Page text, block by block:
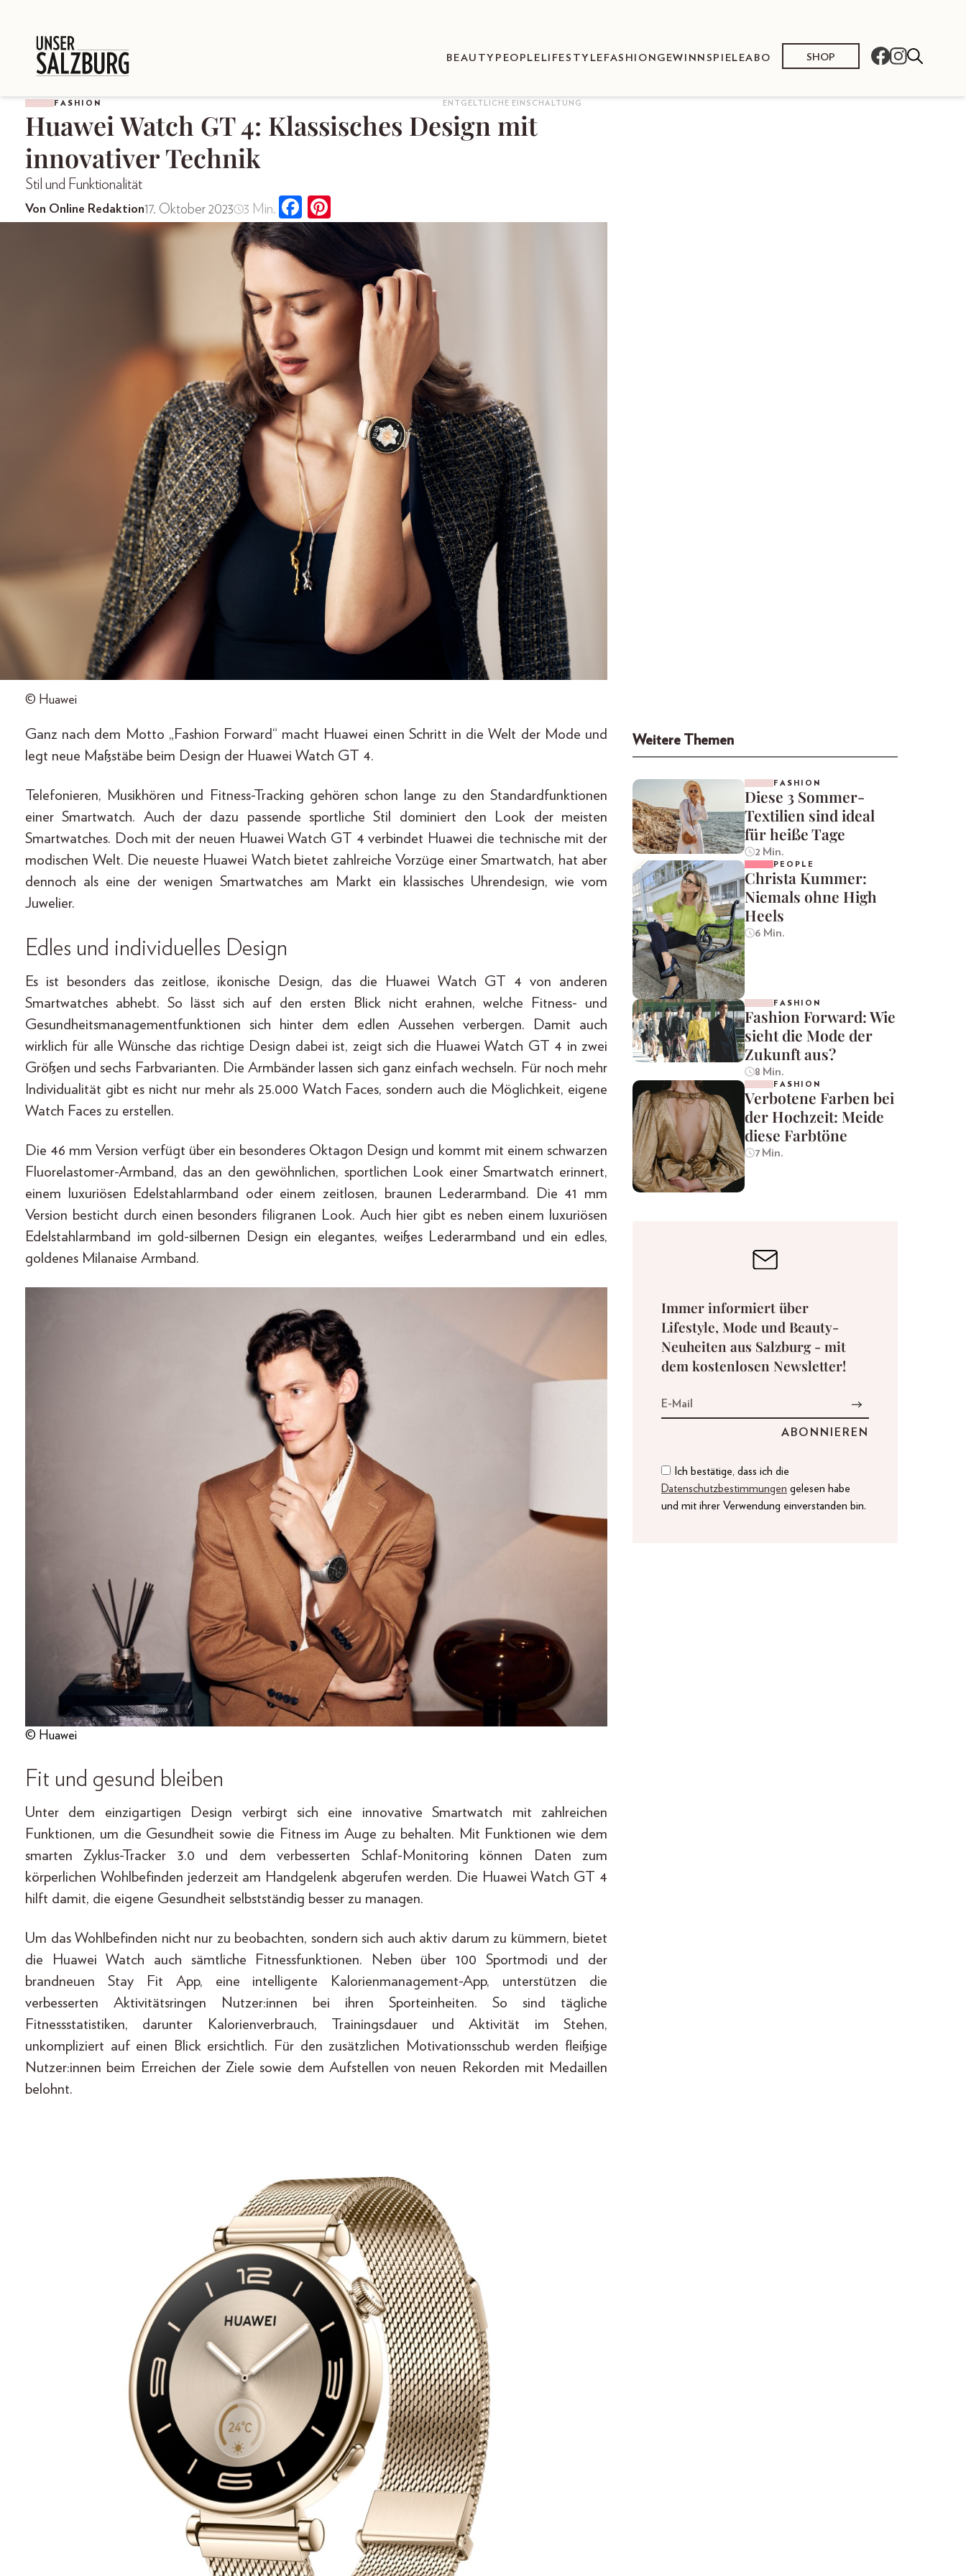
BEAUTY PEOPLE LIFESTYLE FASHION GEWINNSPIELEABO SHOP
FASHION ENTGELTLICHE EINSCHALTUNG
Huawei Watch GT 4: Klassisches Design mit
innovativer Technik
Stil und Funktionalität
Von Online Redaktion17. Oktober 2023 3 Min.
© Huawei
Ganz nach dem Motto „Fashion Forward“ macht Huawei einen Schritt in die Welt der Mode und
legt neue Maßstäbe beim Design der Huawei Watch GT 4.
Telefonieren, Musikhören und Fitness-Tracking gehören schon lange zu den Standardfunktionen
einer Smartwatch. Auch der dazu passende sportliche Stil dominiert den Look der meisten
Smartwatches. Doch mit der neuen Huawei Watch GT 4 verbindet Huawei die technische mit der
modischen Welt. Die neueste Huawei Watch bietet zahlreiche Vorzüge einer Smartwatch, hat aber
dennoch als eine der wenigen Smartwatches am Markt ein klassisches Uhrendesign, wie vom
Juwelier.
Edles und individuelles Design
Es ist besonders das zeitlose, ikonische Design, das die Huawei Watch GT 4 von anderen
Smartwatches abhebt. So lässt sich auf den ersten Blick nicht erahnen, welche Fitness- und
Gesundheitsmanagementfunktionen sich hinter dem edlen Aussehen verbergen. Damit auch
wirklich für alle Wünsche das richtige Design dabei ist, zeigt sich die Huawei Watch GT 4 in zwei
Größen und sechs Farbvarianten. Die Armbänder lassen sich ganz einfach wechseln. Für noch mehr
Individualität gibt es nicht nur mehr als 25.000 Watch Faces, sondern auch die Möglichkeit, eigene
Watch Faces zu erstellen.
Die 46 mm Version verfügt über ein besonderes Oktagon Design und kommt mit einem schwarzen
Fluorelastomer-Armband, das an den gewöhnlichen, sportlichen Look einer Smartwatch erinnert,
einem luxuriösen Edelstahlarmband oder einem zeitlosen, braunen Lederarmband. Die 41 mm
Version besticht durch einen besonders filigranen Look. Auch hier gibt es neben einem luxuriösen
Edelstahlarmband im gold-silbernen Design ein elegantes, weißes Lederarmband und ein edles,
goldenes Milanaise Armband.
© Huawei
Fit und gesund bleiben
Unter dem einzigartigen Design verbirgt sich eine innovative Smartwatch mit zahlreichen
Funktionen, um die Gesundheit sowie die Fitness im Auge zu behalten. Mit Funktionen wie dem
smarten Zyklus-Tracker 3.0 und dem verbesserten Schlaf-Monitoring können Daten zum
körperlichen Wohlbefinden jederzeit am Handgelenk abgerufen werden. Die Huawei Watch GT 4
hilft damit, die eigene Gesundheit selbstständig besser zu managen.
Um das Wohlbefinden nicht nur zu beobachten, sondern sich auch aktiv darum zu kümmern, bietet
die Huawei Watch auch sämtliche Fitnessfunktionen. Neben über 100 Sportmodi und der
brandneuen Stay Fit App, eine intelligente Kalorienmanagement-App, unterstützen die
verbesserten Aktivitätsringen Nutzer:innen bei ihren Sporteinheiten. So sind tägliche
Fitnessstatistiken, darunter Kalorienverbrauch, Trainingsdauer und Aktivität im Stehen,
unkompliziert auf einen Blick ersichtlich. Für den zusätzlichen Motivationsschub werden fleißige
Nutzer:innen beim Erreichen der Ziele sowie dem Aufstellen von neuen Rekorden mit Medaillen
belohnt.
Weitere Themen
FASHION
Diese 3 Sommer-
Textilien sind ideal
für heiße Tage
2 Min.
PEOPLE
Christa Kummer:
Niemals ohne High
Heels
6 Min.
FASHION
Fashion Forward: Wie
sieht die Mode der
Zukunft aus?
8 Min.
FASHION
Verbotene Farben bei
der Hochzeit: Meide
diese Farbtöne
7 Min.
Immer informiert über
Lifestyle, Mode und Beauty-
Neuheiten aus Salzburg - mit
dem kostenlosen Newsletter!
Ich bestätige, dass ich die
Datenschutzbestimmungen gelesen habe
und mit ihrer Verwendung einverstanden bin.